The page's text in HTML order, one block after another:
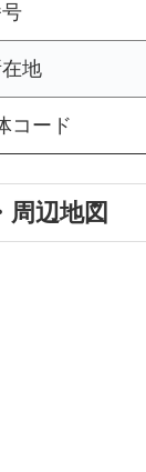
地
コード
周辺地図